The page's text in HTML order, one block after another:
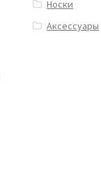
Носки
Аксессуары